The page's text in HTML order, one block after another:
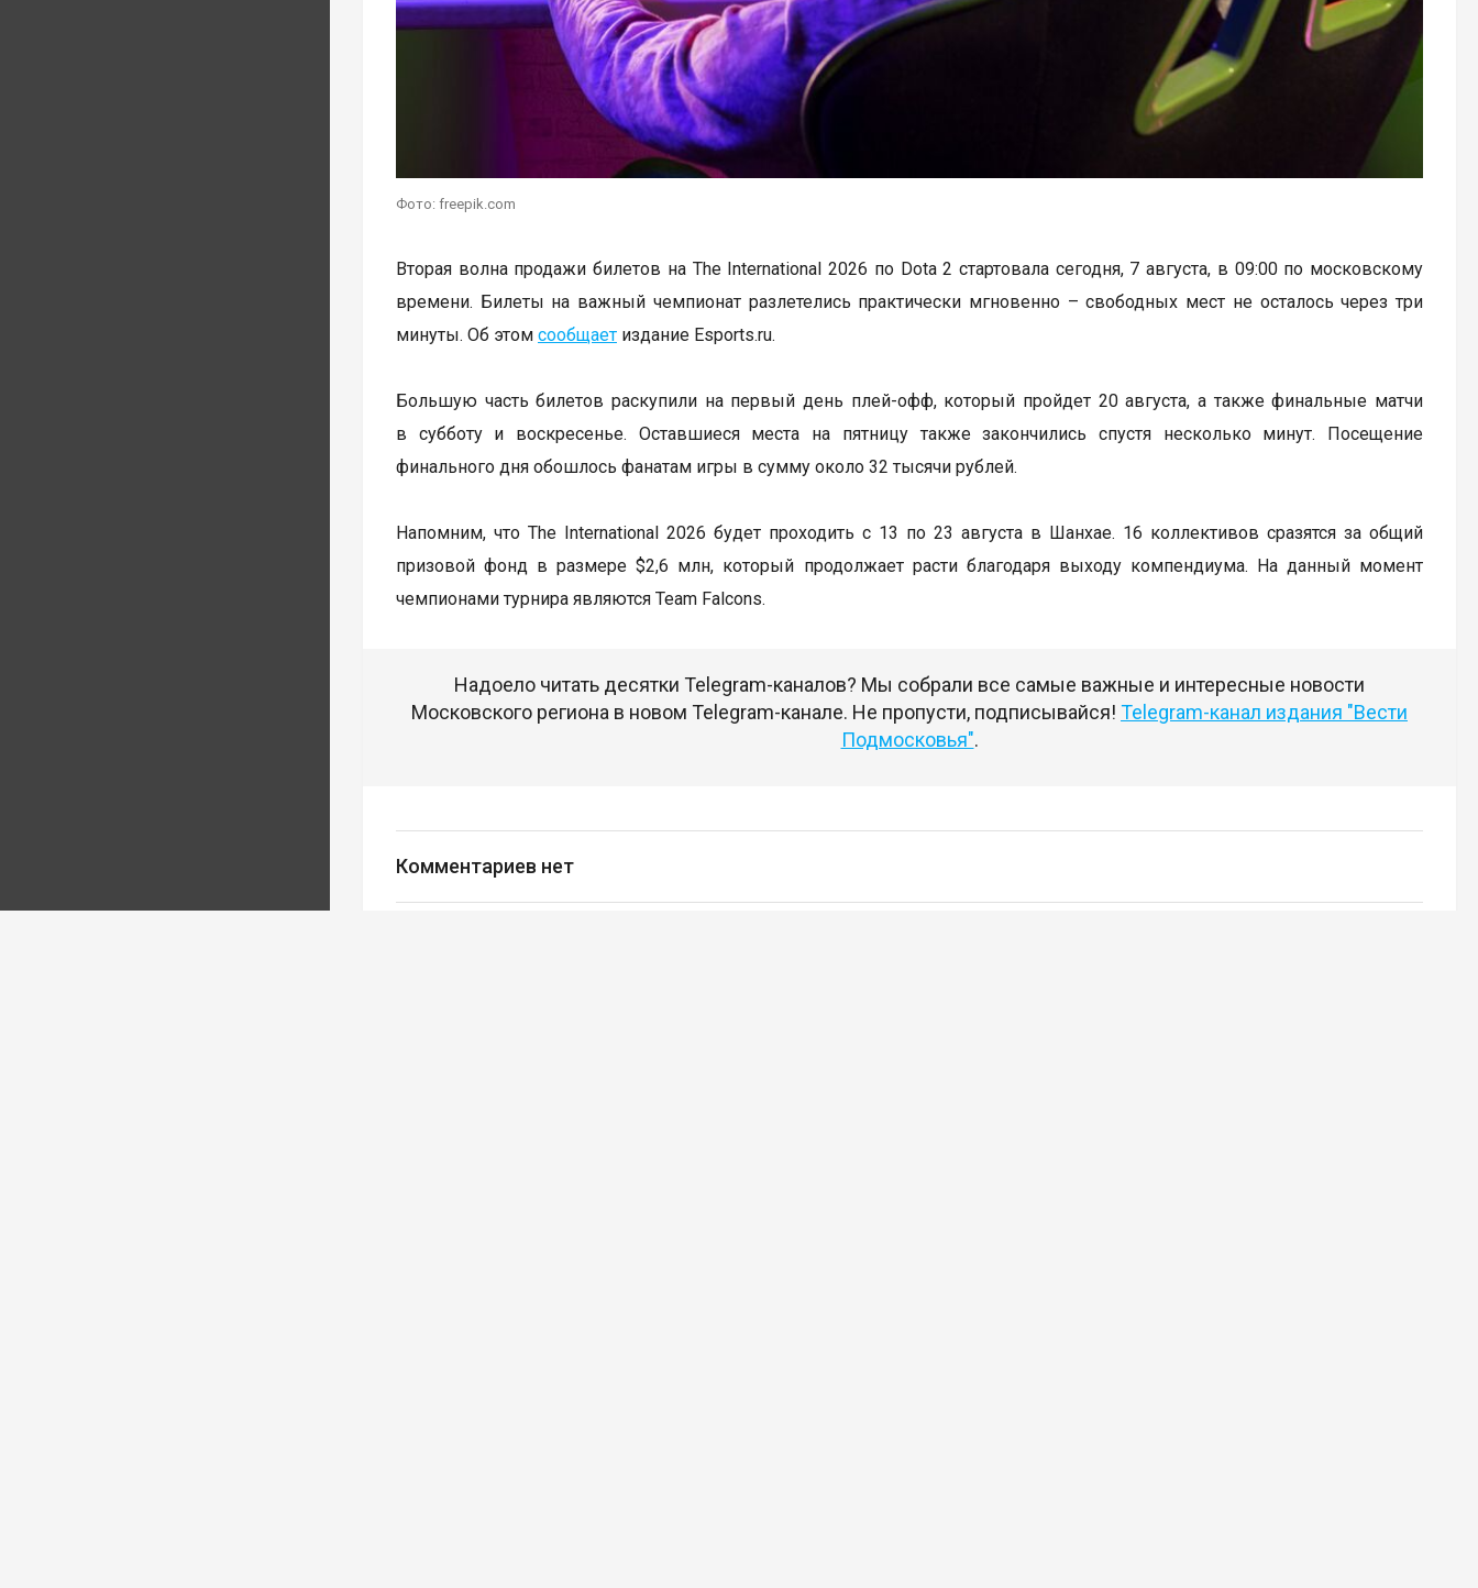
Фото: freepik.com
Вторая волна продажи билетов на The International 2026 по Dota 2 стартовала сегодня, 7 августа, в 09:00 по московскому
времени. Билеты на важный чемпионат разлетелись практически мгновенно – свободных мест не осталось через три
минуты. Об этом сообщает издание Esports.ru.
Большую часть билетов раскупили на первый день плей-офф, который пройдет 20 августа, а также финальные матчи
в субботу и воскресенье. Оставшиеся места на пятницу также закончились спустя несколько минут. Посещение
финального дня обошлось фанатам игры в сумму около 32 тысячи рублей.
Напомним, что The International 2026 будет проходить с 13 по 23 августа в Шанхае. 16 коллективов сразятся за общий
призовой фонд в размере $2,6 млн, который продолжает расти благодаря выходу компендиума. На данный момент
чемпионами турнира являются Team Falcons.
Надоело читать десятки Telegram-каналов? Мы собрали все самые важные и интересные новости
Московского региона в новом Telegram-канале. Не пропусти, подписывайся! Telegram-канал издания "Вести
Подмосковья".
Комментариев нет